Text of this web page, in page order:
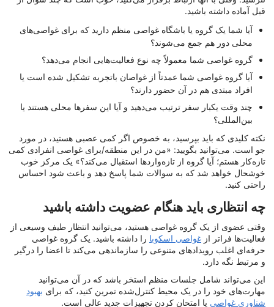
قبل آماده داشته باشید.
آیا شما یک گروه یا باشگاه غواصی منظم دارید که برای غواصی‌های
محلی دور هم جمع می‌شوند؟
گروه غواصی شما معمولاً چه نوع فعالیت‌هایی انجام می‌دهد؟
آیا گروه غواصی شما عمدتاً از غواصان باتجربه تشکیل شده است یا
افراد مبتدی هم در آن حضور دارند؟
چند وقت یکبار سفر ترتیب می‌دهید و آیا این سفرها محلی هستند یا
بین‌المللی؟
نکته کلیدی که باید بپرسید، به خصوص اگر کمی عصبی هستید، در مورد
جو است. می‌توانید بگویید: «من در این منطقه/برای غواصی انفرادی کمی
تازه‌کار هستم؛ آیا گروه از تازه‌واردها استقبال می‌کند؟» یک مرکز خوب
خوشحال خواهد شد که به سوالات شما پاسخ دهد و باعث شود احساس
راحتی کنید.
چه انتظاری باید هنگام عضویت داشته باشید
وقتی عضوی از یک گروه غواصی هستید، می‌توانید انتظار طیف وسیعی از
فعالیت‌ها فراتر از غواصی اسکوبا را داشته باشید. یک گروه غواصی
حرفه‌ای اغلب رویدادهای متنوعی را سازماندهی می‌کند تا اعضا را درگیر
و مرتبط نگه دارد.
این می‌تواند شامل جلسات منظم استخر باشد که در آن می‌توانید
مهارت‌های خود را در یک محیط کنترل‌شده تمرین کنید، که برای بهبود
شناوری غواصی یا امتحان کردن تجهیزات جدید عالی است.